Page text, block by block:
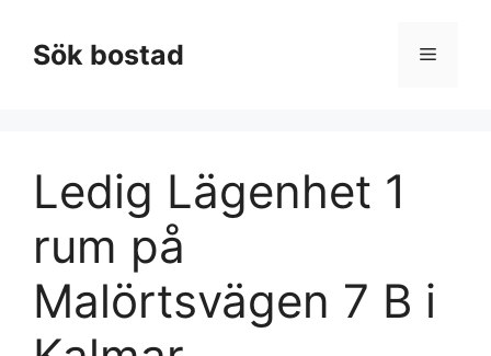
innehållSök bostad Meny
Ledig Lägenhet 1
rum på
Malörtsvägen 7 B i